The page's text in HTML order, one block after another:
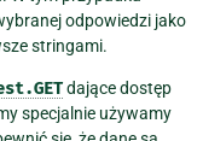
odpowiedzi jako
stringami.
dające dostęp
specjalnie używamy